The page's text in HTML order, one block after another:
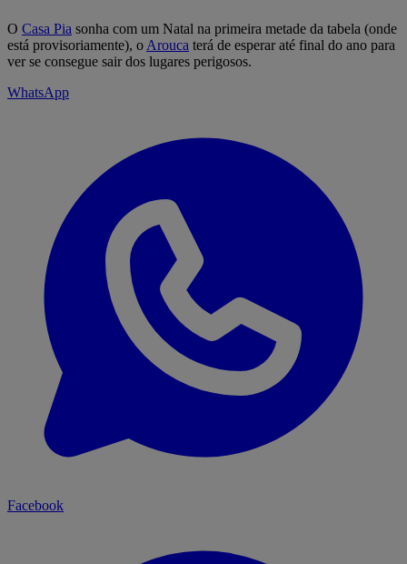
O Casa Pia sonha com um Natal na primeira metade da tabela (onde
está provisoriamente), o Arouca terá de esperar até final do ano para
ver se consegue sair dos lugares perigosos.
WhatsApp
Facebook